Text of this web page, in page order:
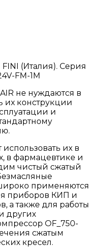
(Италия). Серия
FM-1M
не нуждаются в
их конструкции
и
использовать их в
в фармацевтике и
чистый сжатый
применяются
приборов КИП и
а также для работы
других
OF_750-
сжатым
кресел.